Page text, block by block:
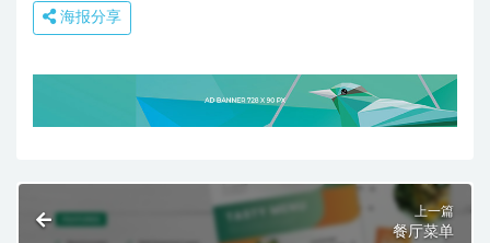
海报分享
上一篇
餐厅菜单